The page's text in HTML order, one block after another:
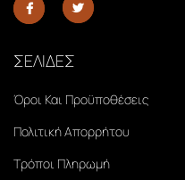
ΣΕΛΙΔΕΣ
Όροι Και Προϋποθέσεις
Πολιτική Απορρήτου
Τρόποι Πληρωμή